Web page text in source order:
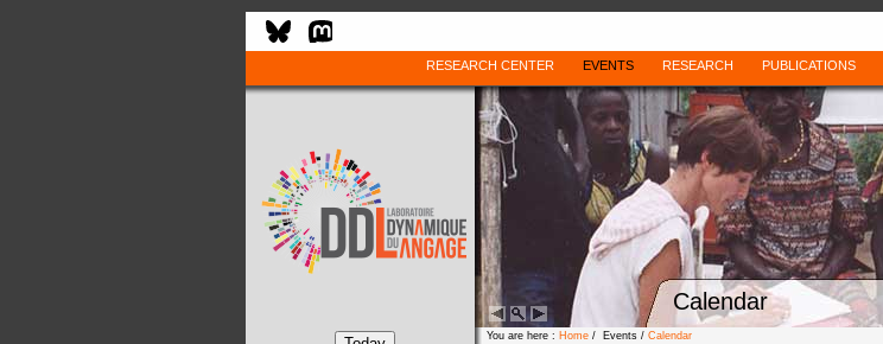
RESEARCH CENTER EVENTS RESEARCH PUBLICATIONS
Calendar
You are here : Home / Events / Calendar